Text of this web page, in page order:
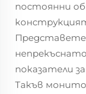
постоянни
Представете
показатели
Такъв